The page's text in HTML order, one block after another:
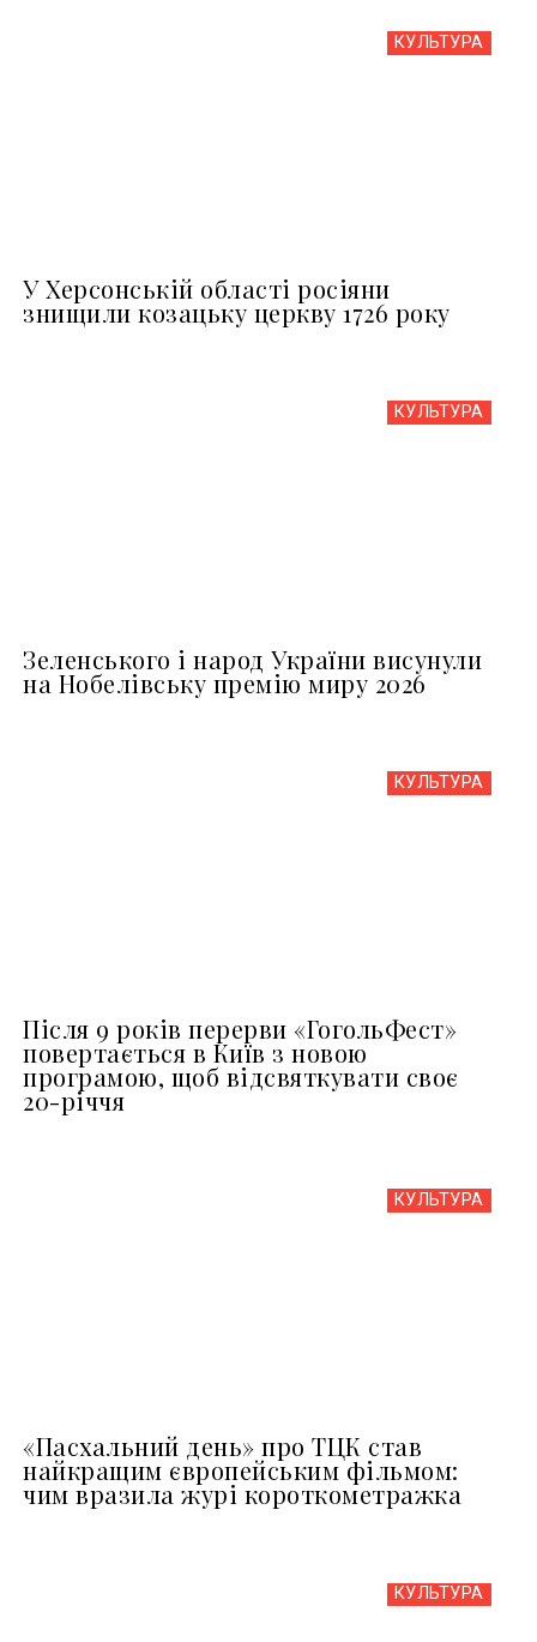
КУЛЬТУРА
У Херсонській області росіяни
знищили козацьку церкву 1726 року
КУЛЬТУРА
Зеленського і народ України висунули
на Нобелівську премію миру 2026
КУЛЬТУРА
Після 9 років перерви «ГогольФест»
повертається в Київ з новою
програмою, щоб відсвяткувати своє
20-річчя
КУЛЬТУРА
«Пасхальний день» про ТЦК став
найкращим європейським фільмом:
чим вразила журі короткометражка
КУЛЬТУРА